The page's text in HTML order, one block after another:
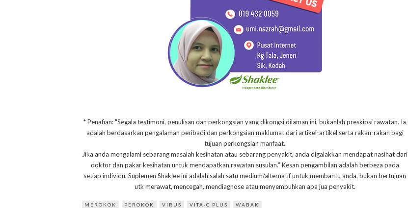
* Penafian: "Segala testimoni, penulisan dan perkongsian yang dikongsi dilaman ini, bukanlah preskipsi rawatan. Ia
adalah berdasarkan pengalaman peribadi dan perkongsian maklumat dari artikel-artikel serta rakan-rakan bagi
tujuan perkongsian manfaat.
Jika anda mengalami sebarang masalah kesihatan atau sebarang penyakit, anda digalakkan mendapat nasihat dari
doktor dan pakar kesihatan untuk mendapatkan rawatan susulan.” Kesan pengambilan adalah berbeza pada
setiap individu. Suplemen Shaklee ini adalah salah satu medium/alternatif untuk membantu anda, bukan bertujuan
utk merawat, mencegah, mendiagnose atau menyembuhkan apa jua penyakit.
MEROKOK PEROKOK VIRUS VITA-C PLUS WABAK